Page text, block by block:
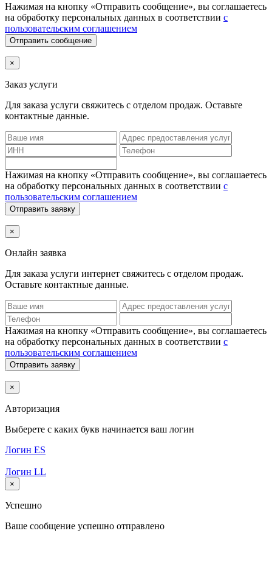
Нажимая на кнопку «Отправить сообщение», вы соглашаетесь
на обработку персональных данных в соответствии с
пользовательским соглашением
Отправить сообщение
×
Заказ услуги
Для заказа услуги свяжитесь с отделом продаж. Оставьте
контактные данные.
Нажимая на кнопку «Отправить сообщение», вы соглашаетесь
на обработку персональных данных в соответствии с
пользовательским соглашением
Отправить заявку
×
Онлайн заявка
Для заказа услуги интернет свяжитесь с отделом продаж.
Оставьте контактные данные.
Нажимая на кнопку «Отправить сообщение», вы соглашаетесь
на обработку персональных данных в соответствии с
пользовательским соглашением
Отправить заявку
×
Авторизация
Выберете с каких букв начинается ваш логин
Логин ES
Логин LL
×
Успешно
Ваше сообщение успешно отправлено